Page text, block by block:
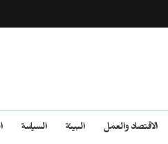
الاقتصاد والعمل البيئة السياسة